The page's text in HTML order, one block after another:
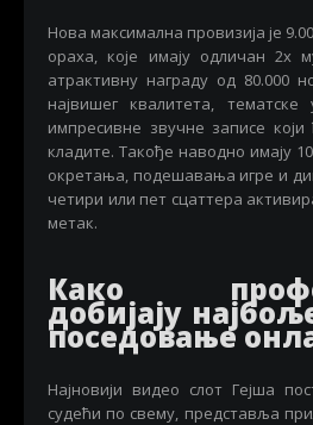
Нова максимална провизија је
ораха, које имају одличан 2x
атрактивну награду од 80.000
највишег квалитета,
импресивне звучне записе
кладите. Такође наводно имају
окретања, подешавања игре и
четири или пет сцаттера
метак.
Како
добијају
поседовање
Најновији видео слот Гејша
судећи по свему, представља